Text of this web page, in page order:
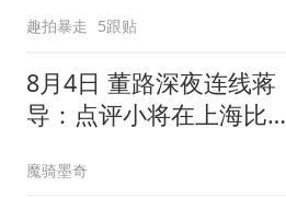
趣拍暴走 5跟贴
8月4日 董路深夜连线蒋
导：点评小将在上海比赛
魔骑墨奇